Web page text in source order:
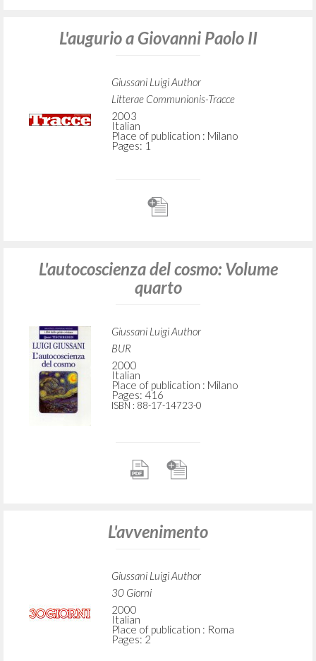
L'augurio a Giovanni Paolo II
Giussani Luigi Author
Litterae Communionis-Tracce
2003
Italian
Place of publication : Milano
Pages: 1
L'autocoscienza del cosmo: Volume
quarto
Giussani Luigi Author
BUR
2000
Italian
Place of publication : Milano
Pages: 416
ISBN : 88-17-14723-0
L'avvenimento
Giussani Luigi Author
30 Giorni
2000
Italian
Place of publication : Roma
Pages: 2